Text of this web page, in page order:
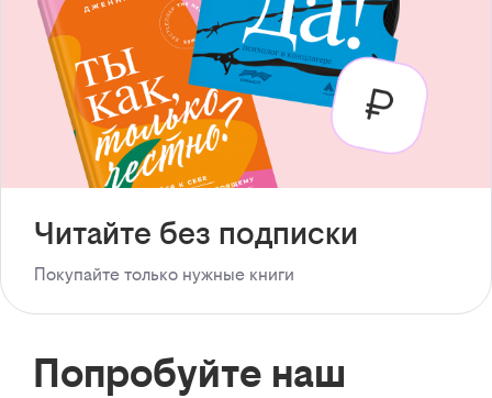
Читайте без подписки
Покупайте только нужные книги
Попробуйте наш